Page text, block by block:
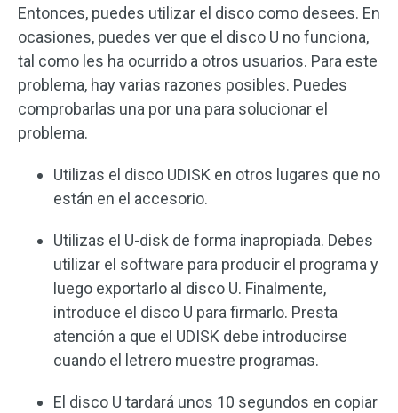
Entonces, puedes utilizar el disco como desees. En
ocasiones, puedes ver que el disco U no funciona,
tal como les ha ocurrido a otros usuarios. Para este
problema, hay varias razones posibles. Puedes
comprobarlas una por una para solucionar el
problema.
Utilizas el disco UDISK en otros lugares que no
están en el accesorio.
Utilizas el U-disk de forma inapropiada. Debes
utilizar el software para producir el programa y
luego exportarlo al disco U. Finalmente,
introduce el disco U para firmarlo. Presta
atención a que el UDISK debe introducirse
cuando el letrero muestre programas.
El disco U tardará unos 10 segundos en copiar